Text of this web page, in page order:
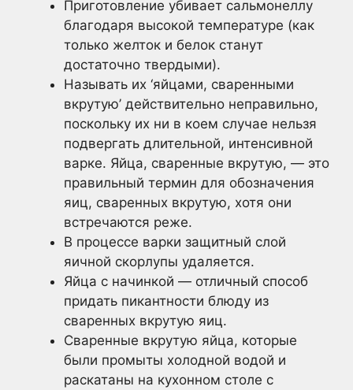
Приготовление убивает сальмонеллу
благодаря высокой температуре (как
только желток и белок станут
достаточно твердыми).
Называть их ‘яйцами, сваренными
вкрутую’ действительно неправильно,
поскольку их ни в коем случае нельзя
подвергать длительной, интенсивной
варке. Яйца, сваренные вкрутую, — это
правильный термин для обозначения
яиц, сваренных вкрутую, хотя они
встречаются реже.
В процессе варки защитный слой
яичной скорлупы удаляется.
Яйца с начинкой — отличный способ
придать пикантности блюду из
сваренных вкрутую яиц.
Сваренные вкрутую яйца, которые
были промыты холодной водой и
раскатаны на кухонном столе с